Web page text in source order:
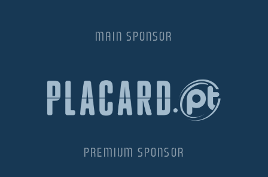
MAIN SPONSOR
PREMIUM SPONSOR